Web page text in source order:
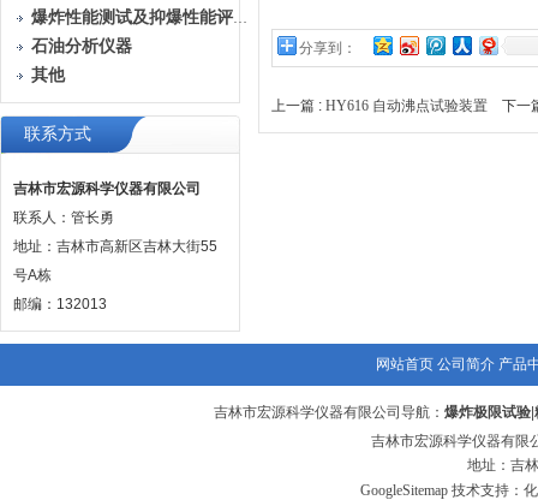
爆炸性能测试及抑爆性能评定装置
石油分析仪器
其他
联系方式
吉林市宏源科学仪器有限公司
联系人：管长勇
地址：吉林市高新区吉林大街55
号A栋
邮编：132013
分享到：
上一篇 : HY616 自动沸点试验装置 下一
网站首页 公司简介 产品
吉林市宏源科学仪器有限公司导航： 爆炸极限试验
吉林市宏源科学仪器有限
地址：吉
GoogleSitemap 技术支持：